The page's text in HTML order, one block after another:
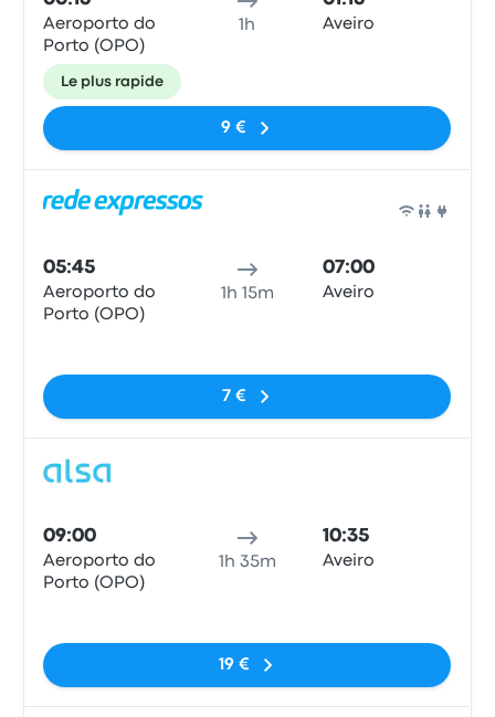
Aeroporto do
Porto (OPO)
1h Aveiro
Le plus rapide
9 €
05:45
Aeroporto do
Porto (OPO)
1h 15m
07:00
Aveiro
7 €
09:00
Aeroporto do
Porto (OPO)
1h 35m
10:35
Aveiro
19 €